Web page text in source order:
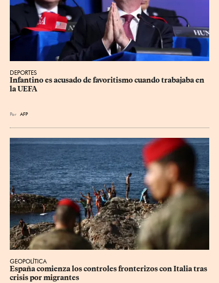
DEPORTES
Infantino es acusado de favoritismo cuando trabajaba en
la UEFA
Por AFP
GEOPOLÍTICA
España comienza los controles fronterizos con Italia tras
crisis por migrantes